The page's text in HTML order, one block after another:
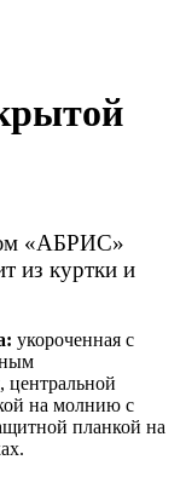
«АБРИС»
из куртки и
укороченная с
центральной
на молнию с
планкой на